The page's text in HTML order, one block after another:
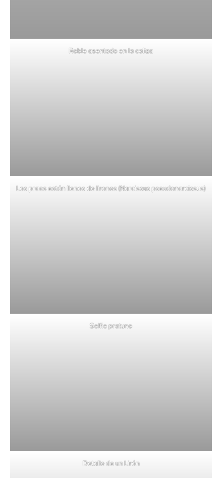
Roble asentado en la caliza
Los praos están llenos de lirones (Narcissus pseudonarcissus)
Selfie pratuno
Detalle de un Lirón